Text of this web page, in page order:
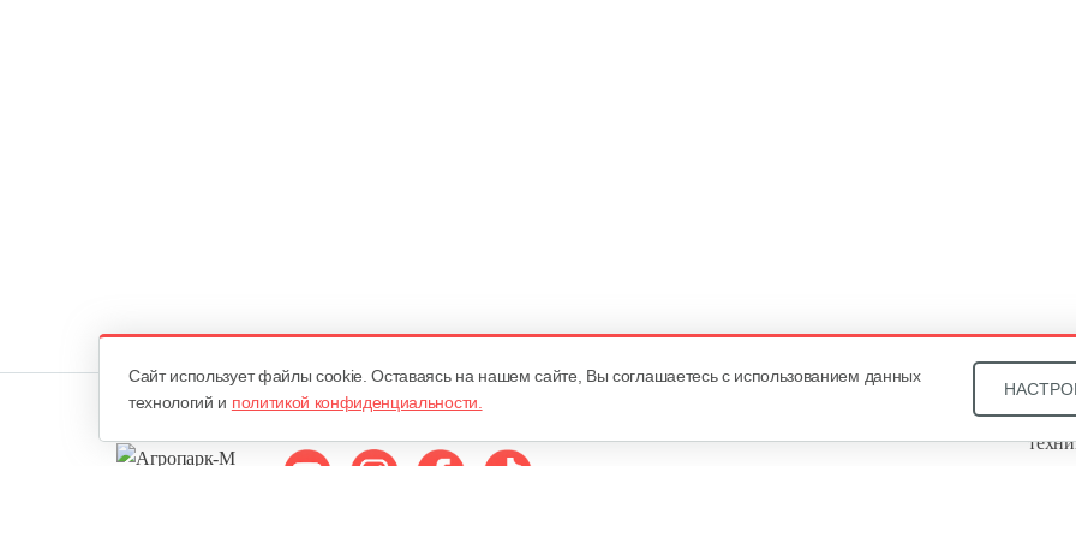
Cайт использует файлы cookie. Оставаясь на нашем сайте, Вы соглашаетесь с использованием данных
технологий и политикой конфиденциальности.